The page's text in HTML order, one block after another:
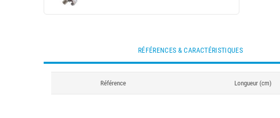
RÉFÉRENCES & CARACTÉRISTIQUES
Référence Longueur (cm)